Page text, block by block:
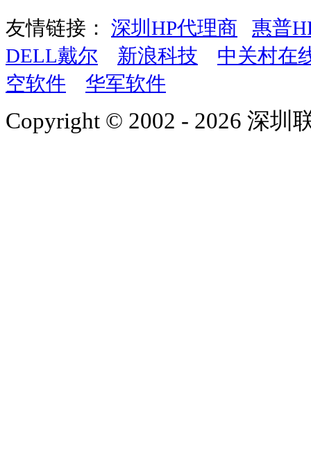
友情链接： 深圳HP代理商
惠普
DELL戴尔
新浪科技
中关村在
空软件
华军软件
Copyright © 2002 - 2026 深圳